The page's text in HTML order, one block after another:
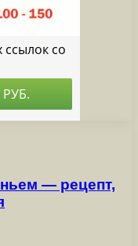
— рецепт,